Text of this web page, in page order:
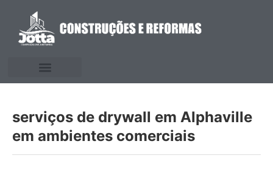
serviços de drywall em Alphaville
em ambientes comerciais